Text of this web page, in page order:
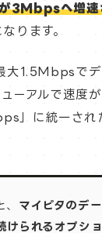
3Mbpsへ増速
ります。
大1.5Mbpsで
ーアルで速度
」に統一され
マイピタのデ
けられるオプシ